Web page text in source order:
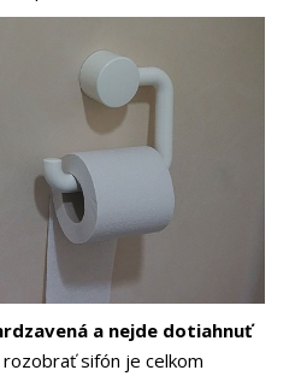
a nejde dotiahnuť
rozobrať sifón je celkom